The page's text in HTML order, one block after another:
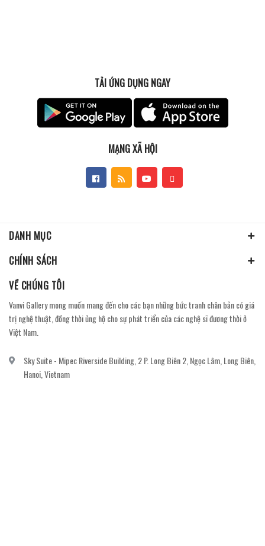
TẢI ỨNG DỤNG NGAY
MẠNG XÃ HỘI
DANH MỤC
CHÍNH SÁCH
VỀ CHÚNG TÔI
Vanvi Gallery mong muốn mang đến cho các bạn những bức tranh chân bản có giá
trị nghệ thuật, đồng thời ủng hộ cho sự phát triển của các nghệ sĩ đương thời ở
Việt Nam.
Sky Suite - Mipec Riverside Building, 2 P. Long Biên 2, Ngọc Lâm, Long Biên,
Hanoi, Vietnam